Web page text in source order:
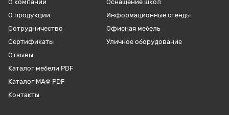
О компании
О продукции
Сотрудничество
Сертификаты
Отзывы
Каталог мебели PDF
Каталог МАФ PDF
Контакты
Оснащение школ
Информационные стенды
Офисная мебель
Уличное оборудование